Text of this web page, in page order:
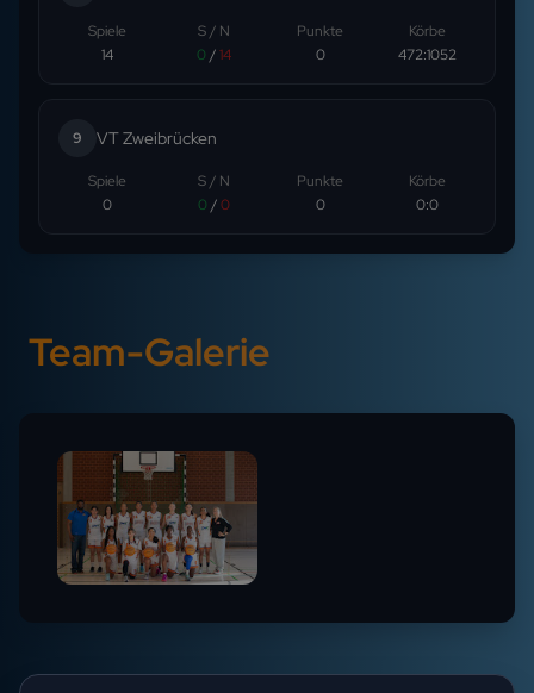
Spiele
14
S / N
0 /14
Punkte
0
Körbe
472:1052
9 VT Zweibrücken
Spiele
0
S / N
0 /0
Punkte
0
Körbe
0:0
Team-Galerie